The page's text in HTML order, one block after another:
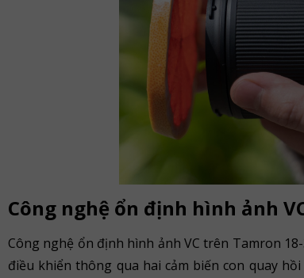
Công nghệ ổn định hình ảnh
Công nghệ ổn định hình ảnh VC trên Tamron
điều khiển thông qua hai cảm biến con quay